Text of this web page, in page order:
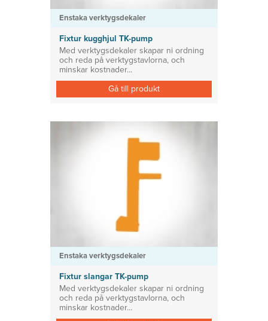
Enstaka verktygsdekaler
Fixtur kugghjul TK-pump
Med verktygsdekaler skapar ni ordning
och reda på verktygstavlorna, och
minskar kostnader...
Gå till produkt
Enstaka verktygsdekaler
Fixtur slangar TK-pump
Med verktygsdekaler skapar ni ordning
och reda på verktygstavlorna, och
minskar kostnader...